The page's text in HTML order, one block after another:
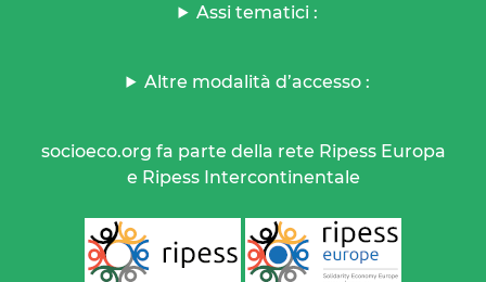
Assi tematici :
Altre modalità d’accesso :
socioeco.org fa parte della rete Ripess Europa
e Ripess Intercontinentale